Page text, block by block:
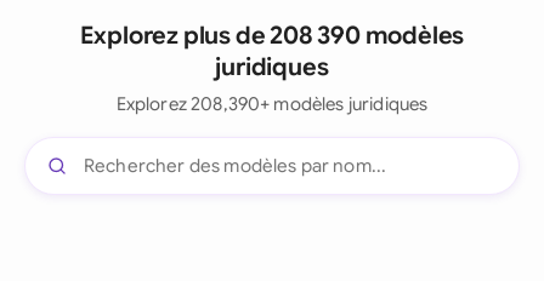
Explorez plus de 208 390 modèles
juridiques
Explorez 208,390+ modèles juridiques